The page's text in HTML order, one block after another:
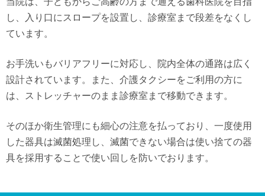
し、入り口にスロープを設置し、診療室まで段差をなくし
ています。
お手洗いもバリアフリーに対応し、院内全体の通路は広く
設計されています。また、介護タクシーをご利用の方に
は、ストレッチャーのまま診療室まで移動できます。
そのほか衛生管理にも細心の注意を払っており、一度使用
した器具は滅菌処理し、滅菌できない場合は使い捨ての器
具を採用することで使い回しを防いでおります。